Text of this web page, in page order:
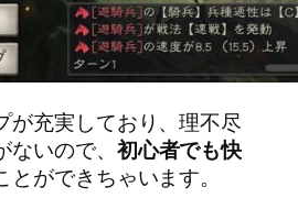
が充実しており、理不尽
いので、 初心者でも快
とができちゃいます。